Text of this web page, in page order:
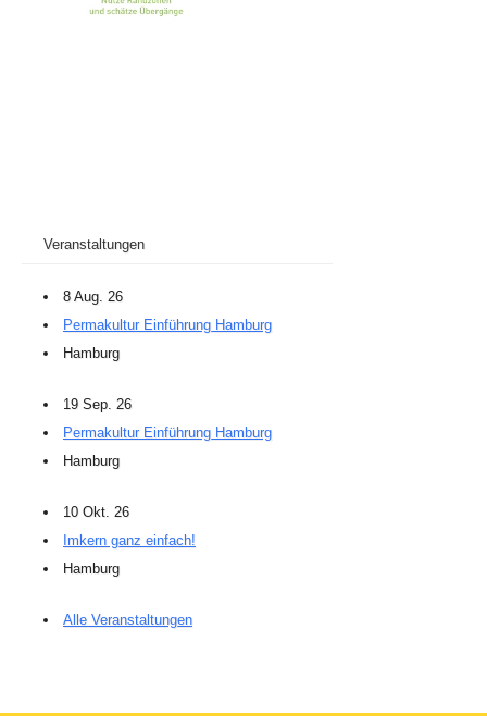
Veranstaltungen
8 Aug. 26
Permakultur Einführung Hamburg
Hamburg
19 Sep. 26
Permakultur Einführung Hamburg
Hamburg
10 Okt. 26
Imkern ganz einfach!
Hamburg
Alle Veranstaltungen